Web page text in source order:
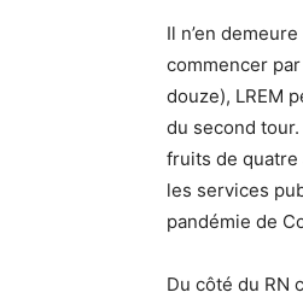
Il n’en
commencer
douze), LREM
du second
fruits de
les services
pandémie de
Du côté du RN